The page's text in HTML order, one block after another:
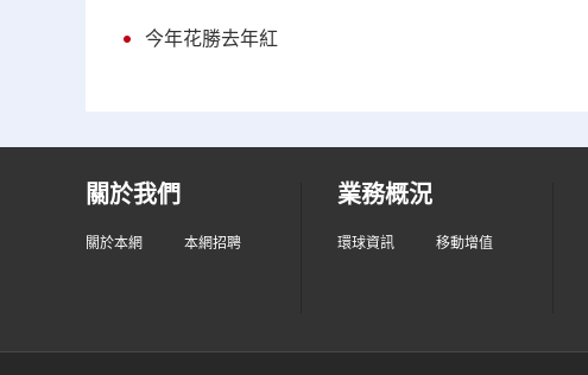
今年花勝去年紅
關於我們
關於本網 本網招聘
業務概況
環球資訊 移動增值